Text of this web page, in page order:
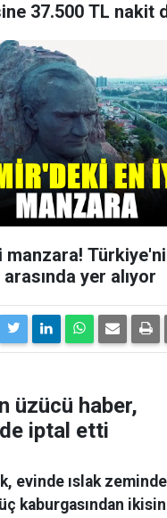
37.500 TL nakit
manzara!
yer alıyor
üzücü haber,
iptal etti
evinde ıslak
kaburgasından